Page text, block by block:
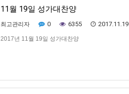
11월 19일 성가대찬양
최고관리자 0 6355 2017.11.19
2017년 11월 19일 성가대찬양